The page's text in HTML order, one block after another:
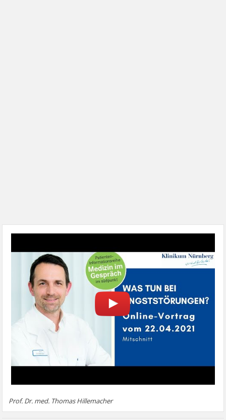
Prof. Dr. med. Thomas Hillemacher